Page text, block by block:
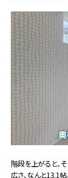
階段を上がると、
広さ、なんと13.1帖